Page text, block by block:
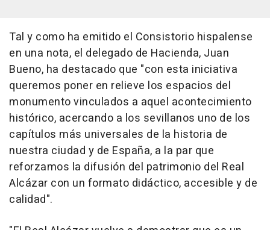
Tal y como ha emitido el Consistorio hispalense
en una nota, el delegado de Hacienda, Juan
Bueno, ha destacado que "con esta iniciativa
queremos poner en relieve los espacios del
monumento vinculados a aquel acontecimiento
histórico, acercando a los sevillanos uno de los
capítulos más universales de la historia de
nuestra ciudad y de España, a la par que
reforzamos la difusión del patrimonio del Real
Alcázar con un formato didáctico, accesible y de
calidad".